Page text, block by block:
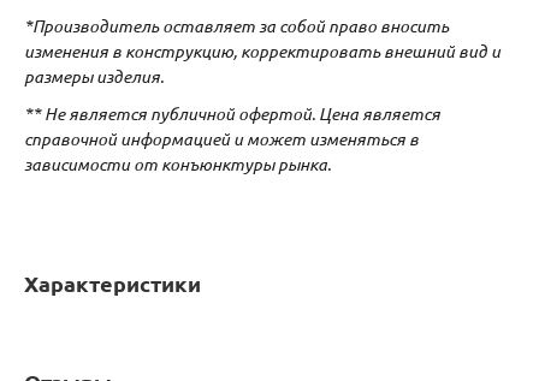
*Производитель оставляет за собой право вносить
изменения в конструкцию, корректировать внешний вид и
размеры изделия.
** Не является публичной офертой. Цена является
справочной информацией и может изменяться в
зависимости от конъюнктуры рынка.
Характеристики